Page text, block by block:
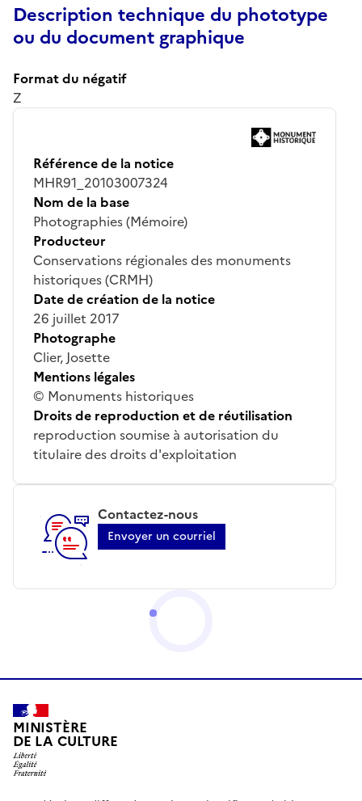
Description technique du phototype
ou du document graphique
Format du négatif
Z
Référence de la notice
MHR91_20103007324
Nom de la base
Photographies (Mémoire)
Producteur
Conservations régionales des monuments
historiques (CRMH)
Date de création de la notice
26 juillet 2017
Photographe
Clier, Josette
Mentions légales
© Monuments historiques
Droits de reproduction et de réutilisation
reproduction soumise à autorisation du
titulaire des droits d'exploitation
Contactez-nous
Envoyer un courriel
MINISTÈRE
DE LA CULTURE